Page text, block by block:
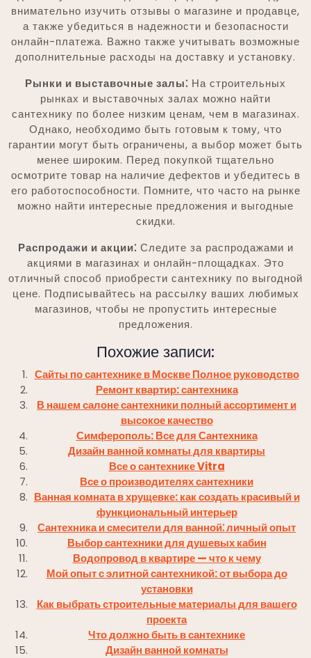
внимательно изучить отзывы о магазине и продавце,
а также убедиться в надежности и безопасности
онлайн-платежа. Важно также учитывать возможные
дополнительные расходы на доставку и установку.
Рынки и выставочные залы⁚ На строительных
рынках и выставочных залах можно найти
сантехнику по более низким ценам, чем в магазинах.
Однако, необходимо быть готовым к тому, что
гарантии могут быть ограничены, а выбор может быть
менее широким. Перед покупкой тщательно
осмотрите товар на наличие дефектов и убедитесь в
его работоспособности. Помните, что часто на рынке
можно найти интересные предложения и выгодные
скидки.
Распродажи и акции⁚ Следите за распродажами и
акциями в магазинах и онлайн-площадках. Это
отличный способ приобрести сантехнику по выгодной
цене. Подписывайтесь на рассылку ваших любимых
магазинов, чтобы не пропустить интересные
предложения.
Похожие записи:
Сайты по сантехнике в Москве Полное руководство
Ремонт квартир: сантехника
В нашем салоне сантехники полный ассортимент и
высокое качество
Симферополь: Все для Сантехника
Дизайн ванной комнаты для квартиры
Все о сантехнике Vitra
Все о производителях сантехники
Ванная комната в хрущевке: как создать красивый и
функциональный интерьер
Сантехника и смесители для ванной⁚ личный опыт
Выбор сантехники для душевых кабин
Водопровод в квартире — что к чему
Мой опыт с элитной сантехникой: от выбора до
установки
Как выбрать строительные материалы для вашего
проекта
Что должно быть в сантехнике
Дизайн ванной комнаты